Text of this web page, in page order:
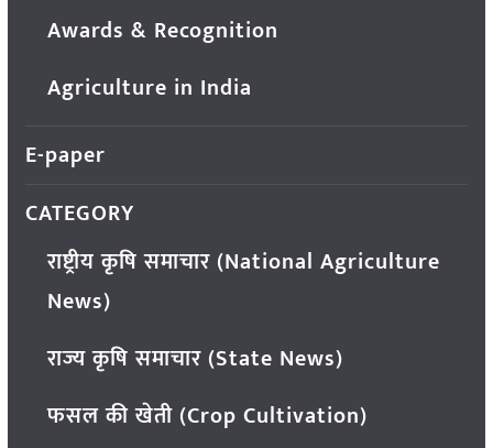
Awards & Recognition
Agriculture in India
E-paper
CATEGORY
राष्ट्रीय कृषि समाचार (National Agriculture
News)
राज्य कृषि समाचार (State News)
फसल की खेती (Crop Cultivation)